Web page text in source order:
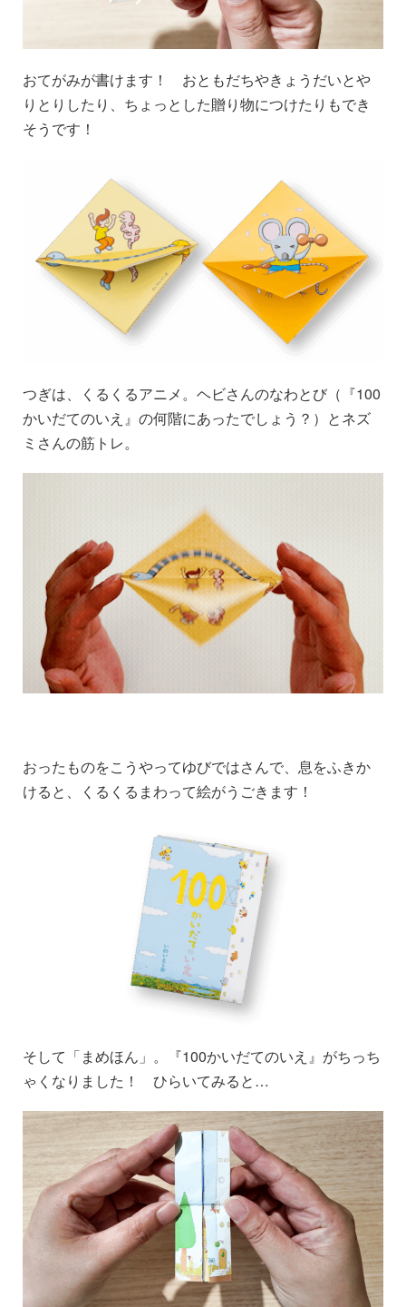
おてがみが書けます！ おともだちやきょうだいとや
りとりしたり、ちょっとした贈り物につけたりもでき
そうです！
つぎは、くるくるアニメ。ヘビさんのなわとび（『100
かいだてのいえ』の何階にあったでしょう？）とネズ
ミさんの筋トレ。
おったものをこうやってゆびではさんで、息をふきか
けると、くるくるまわって絵がうごきます！
そして「まめほん」。『100かいだてのいえ』がちっち
ゃくなりました！ ひらいてみると…